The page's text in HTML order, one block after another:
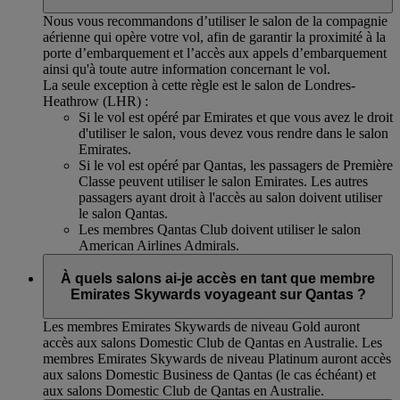
Nous vous recommandons d’utiliser le salon de la compagnie
aérienne qui opère votre vol, afin de garantir la proximité à la
porte d’embarquement et l’accès aux appels d’embarquement
ainsi qu'à toute autre information concernant le vol.
La seule exception à cette règle est le salon de Londres-
Heathrow (LHR) :
Si le vol est opéré par Emirates et que vous avez le droit
d'utiliser le salon, vous devez vous rendre dans le salon
Emirates.
Si le vol est opéré par Qantas, les passagers de Première
Classe peuvent utiliser le salon Emirates. Les autres
passagers ayant droit à l'accès au salon doivent utiliser
le salon Qantas.
Les membres Qantas Club doivent utiliser le salon
American Airlines Admirals.
À quels salons ai-je accès en tant que membre
Emirates Skywards voyageant sur Qantas ?
Les membres Emirates Skywards de niveau Gold auront
accès aux salons Domestic Club de Qantas en Australie. Les
membres Emirates Skywards de niveau Platinum auront accès
aux salons Domestic Business de Qantas (le cas échéant) et
aux salons Domestic Club de Qantas en Australie.